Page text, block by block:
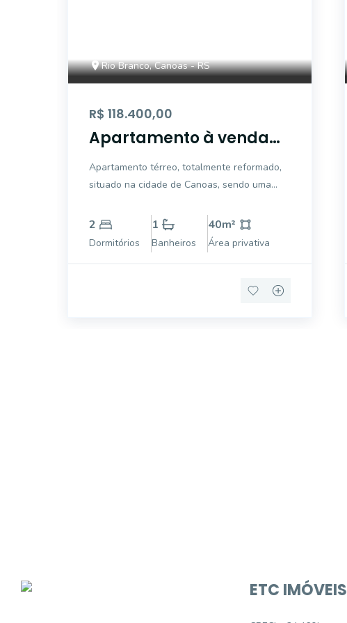
Rio Branco, Canoas - RS
R$ 118.400,00
Apartamento à venda
em Rio Branco, Canoas
Apartamento térreo, totalmente reformado,
situado na cidade de Canoas, sendo uma
conforto e praticidade no dia a dia. Conta
com 2 dormitórios bem distribuídos, ideal
tanto para famílias quanto para quem deseja
2
Dormitórios
1
Banheiros
40m²
Área privativa
ETC IMÓVEIS